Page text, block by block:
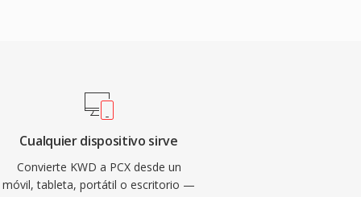
Cualquier dispositivo sirve
Convierte KWD a PCX desde un
móvil, tableta, portátil o escritorio —